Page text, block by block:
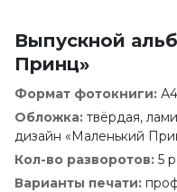
Выпускной
Принц»
Формат фотокниги:
Обложка: твёрдая,
дизайн «Маленький
Кол-во разворотов: 5
Варианты печати: